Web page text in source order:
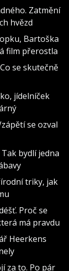
Zatmění
hvězd
Bartoška
film přerostla
se skutečně
jídelníček
se ozval
bydlí jedna
triky, jak
Proč se
má pravdu
Heerkens
za to. Po pár